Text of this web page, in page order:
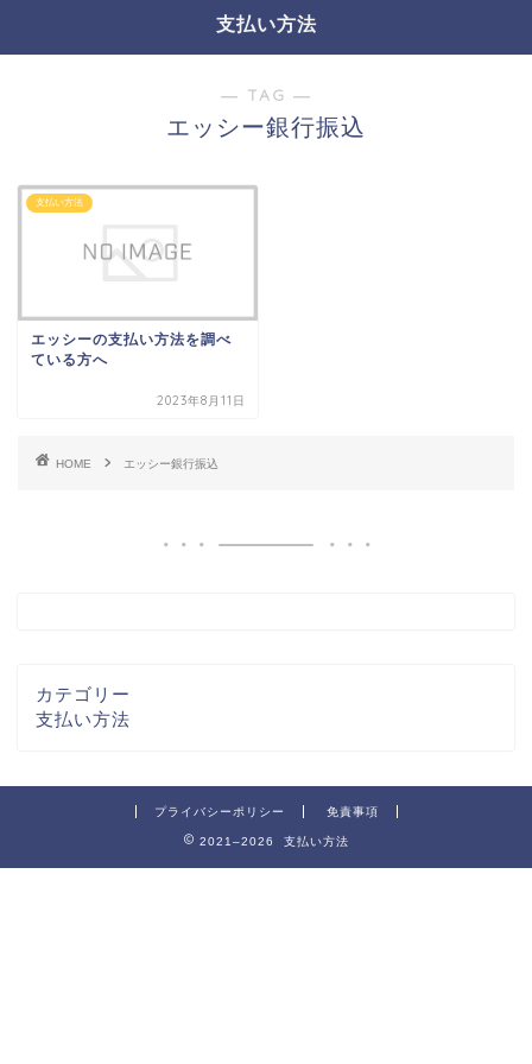
支払い方法
― TAG ―
エッシー銀行振込
支払い方法
エッシーの支払い方法を調べ
ている方へ
2023年8月11日
HOME エッシー銀行振込
カテゴリー
支払い方法
プライバシーポリシー 免責事項
2021–2026 支払い方法